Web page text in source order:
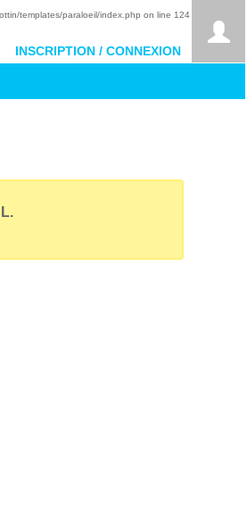
templates/paraloeil/index.php on line 124
INSCRIPTION / CONNEXION